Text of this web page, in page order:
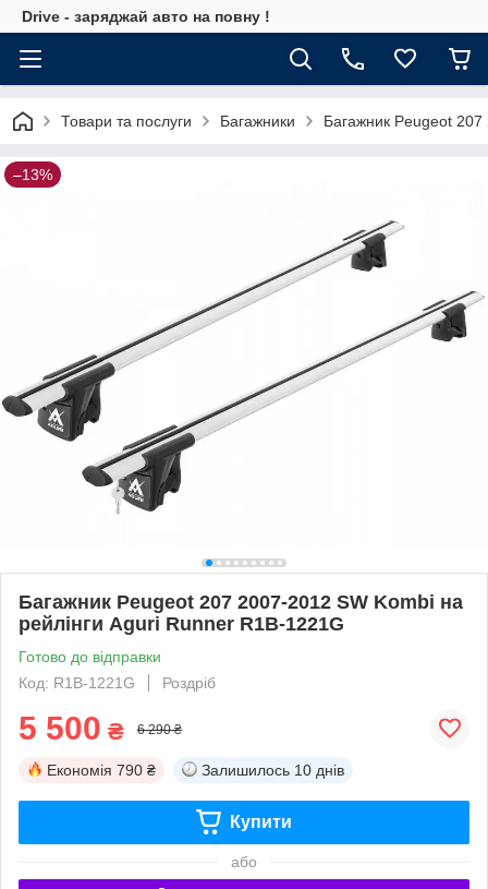
Drive - заряджай авто на повну !
Товари та послуги Багажники Багажник Peugeot
–13%
Багажник Peugeot 207 2007-2012 SW Kombi на
рейлінги Aguri Runner R1B-1221G
Готово до відправки
Код: R1B-1221G
Роздріб
5 500 ₴ 6 290 ₴
Економія 790 ₴ Залишилось 10 днів
Купити
або